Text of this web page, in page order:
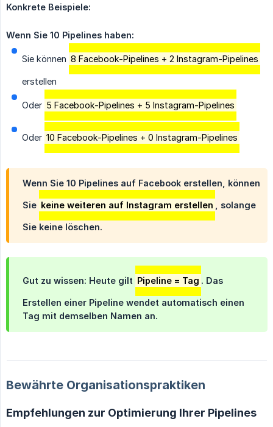
Konkrete Beispiele:
Wenn Sie 10 Pipelines haben:
Sie können 8 Facebook-Pipelines + 2 Instagram-Pipelines
erstellen
Oder 5 Facebook-Pipelines + 5 Instagram-Pipelines
Oder 10 Facebook-Pipelines + 0 Instagram-Pipelines
Wenn Sie 10 Pipelines auf Facebook erstellen, können
Sie keine weiteren auf Instagram erstellen , solange
Sie keine löschen.
Gut zu wissen: Heute gilt Pipeline = Tag . Das
Erstellen einer Pipeline wendet automatisch einen
Tag mit demselben Namen an.
Bewährte Organisationspraktiken
Empfehlungen zur Optimierung Ihrer Pipelines